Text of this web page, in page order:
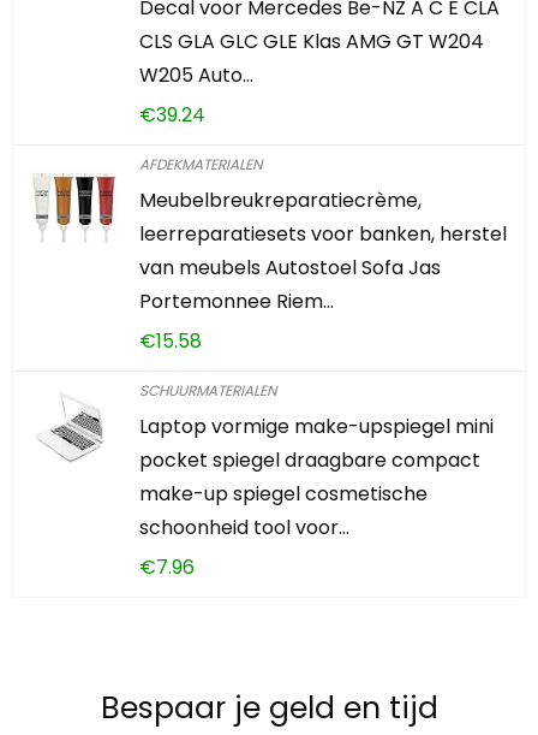
Decal voor Mercedes Be-NZ A C E CLA
CLS GLA GLC GLE Klas AMG GT W204
W205 Auto…
€39.24
AFDEKMATERIALEN
Meubelbreukreparatiecrème,
leerreparatiesets voor banken, herstel
van meubels Autostoel Sofa Jas
Portemonnee Riem…
€15.58
SCHUURMATERIALEN
Laptop vormige make-upspiegel mini
pocket spiegel draagbare compact
make-up spiegel cosmetische
schoonheid tool voor…
€7.96
Bespaar je geld en tijd